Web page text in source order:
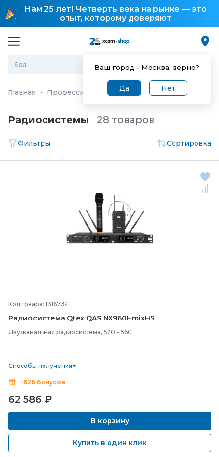
Нам 25 лет! Четверть века на рынке — это
опыт, которому доверяют
Ваш город - Москва, верно?
Да Нет
Главная · Профессиональное аудио/видео
Радиосистемы 28 товаров
Фильтры Сортировка
Код товара: 1316734
Радиосистема Qtex QAS NX960HmixHS
Двухканальная радиосистема, 520 - 560
Способы получения
+626 бонусов
62 586 ₽
В корзину
Купить в один клик